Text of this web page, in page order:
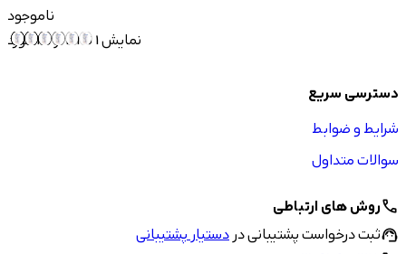
ناموجود
نمایش 1 تا 29 از 29 مورد
دسترسی سریع
شرایط و ضوابط
سوالات متداول
callروش های ارتباطی
support_agentثبت درخواست پشتیبانی دردستیار پشتیبانی